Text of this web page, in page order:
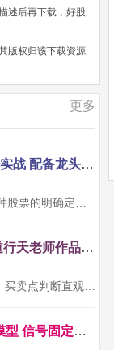
述后再下载，好股
版权归该下载资源
更多
通达信【交易核心V8.1】龙头中军核心的定义指标 不停打磨且经实战 配备龙头抱团选股
通达信【机构锁筹】副图/选股 妖股必定上穿5 精准捕捉强势股 道行天老师作品 源码
通达信金钻【二板竞价】排序指标 主副图/排序 最强一进二量化模型 信号固定支持回测 源码